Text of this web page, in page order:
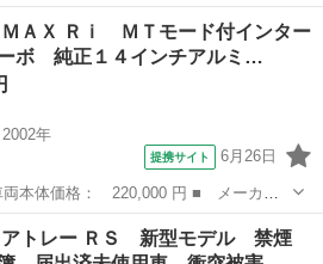
ロッキー ■ グレード名： プレミ
オ フルセグＴＶ バックカメラ ドラ
ＭＡＸ Ｒｉ ＭＴモード付インター
ボ 純正１４インチアルミ…
2002年
提携サイト 6月26日
ＭＡＸ ■ グレード名： Ｒｉ ＭＴ
ボ 純正１４インチアルミ カロッツエ
アトレー ＲＳ 新型モデル 禁煙